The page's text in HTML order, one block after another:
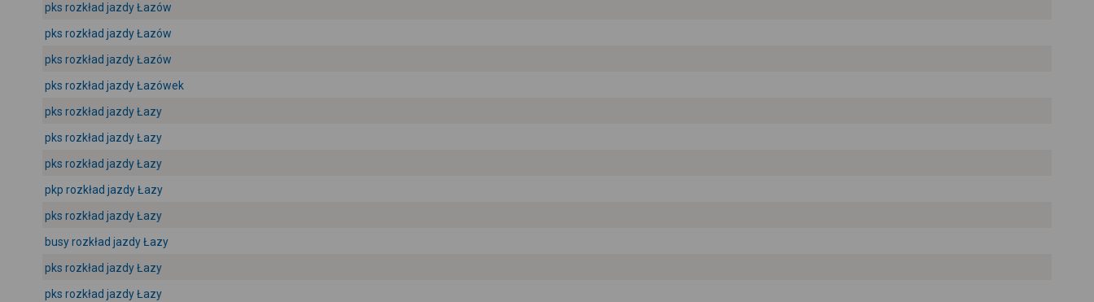
pks rozkład jazdy Łazów
pks rozkład jazdy Łazów
pks rozkład jazdy Łazów
pks rozkład jazdy Łazówek
pks rozkład jazdy Łazy
pks rozkład jazdy Łazy
pks rozkład jazdy Łazy
pkp rozkład jazdy Łazy
pks rozkład jazdy Łazy
busy rozkład jazdy Łazy
pks rozkład jazdy Łazy
pks rozkład jazdy Łazy